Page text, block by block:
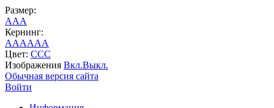
Размер:
AAA
Кернинг:
AAAAAA
Цвет: CCC
Изображения Вкл.Выкл.
Обычная версия сайта
Войти